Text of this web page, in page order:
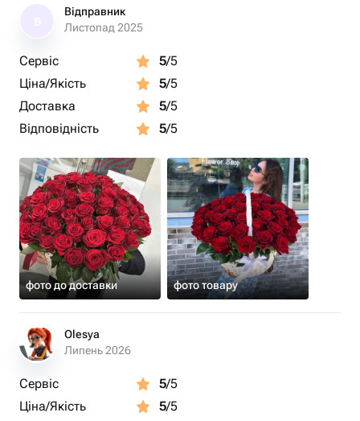
Відправник
Листопад 2025
Сервіс 5/5
Ціна/Якість
5/5
Доставка
5/5
Відповідність
5/5
фото до доставки фото товару
Olesya
Липень 2026
Сервіс 5/5
Ціна/Якість
5/5